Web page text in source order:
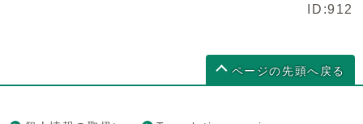
ID:912
ページの先頭へ戻る